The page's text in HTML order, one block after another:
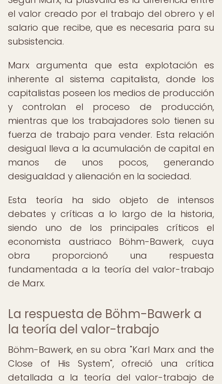
el valor creado por el trabajo del obrero y el
salario que recibe, que es necesaria para su
subsistencia.
Marx argumenta que esta explotación es
inherente al sistema capitalista, donde los
capitalistas poseen los medios de producción
y controlan el proceso de producción,
mientras que los trabajadores solo tienen su
fuerza de trabajo para vender. Esta relación
desigual lleva a la acumulación de capital en
manos de unos pocos, generando
desigualdad y alienación en la sociedad.
Esta teoría ha sido objeto de intensos
debates y críticas a lo largo de la historia,
siendo uno de los principales críticos el
economista austriaco Böhm-Bawerk, cuya
obra proporcionó una respuesta
fundamentada a la teoría del valor-trabajo
de Marx.
La respuesta de Böhm-Bawerk a
la teoría del valor-trabajo
Böhm-Bawerk, en su obra "Karl Marx and the
Close of His System", ofreció una crítica
detallada a la teoría del valor-trabajo de